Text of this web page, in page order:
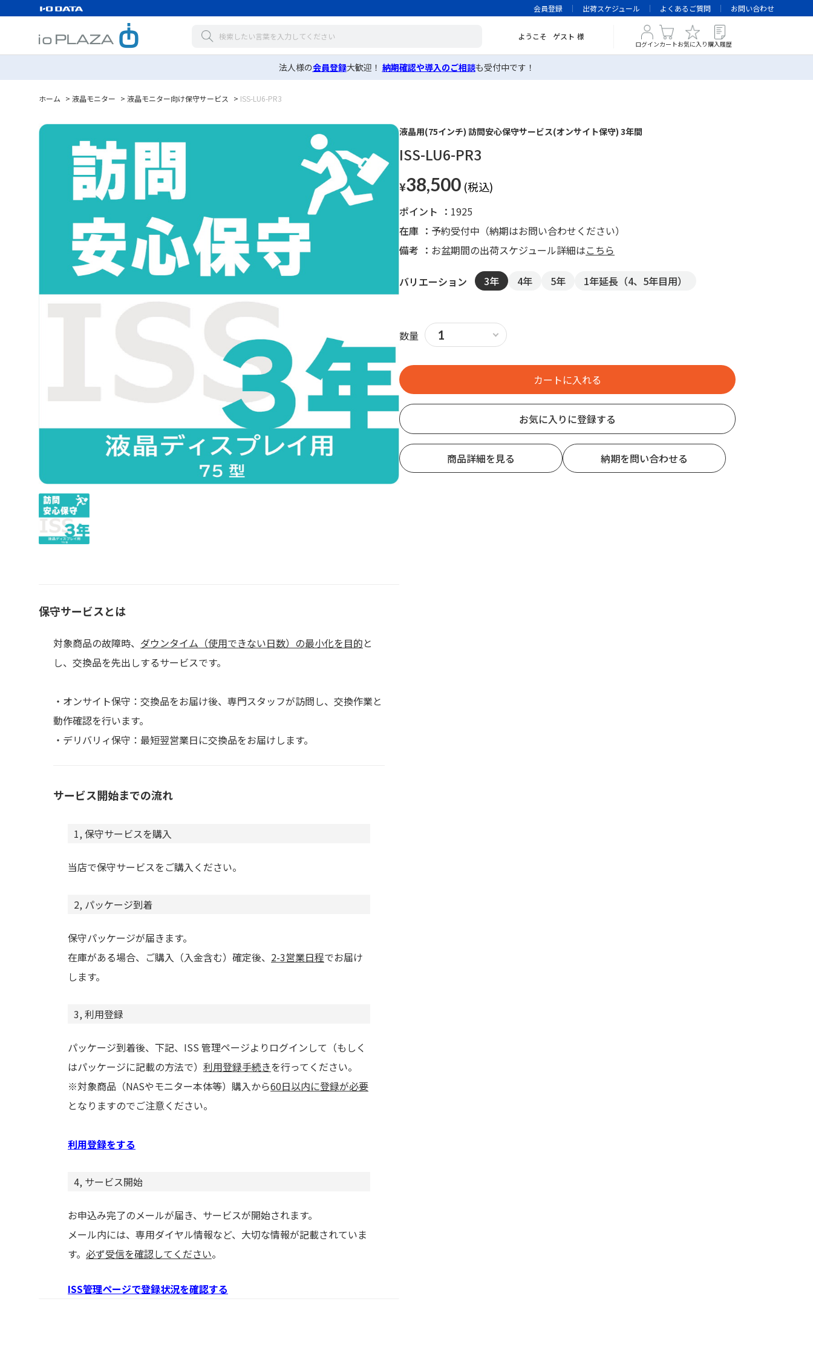
会員登録 出荷スケジュール よくあるご質問 お問い合わせ
ようこそ ゲスト 様
ログインカートお気に入り 購入履歴
法人様の会員登録大歓迎！ 納期確認や導入のご相談も受付中です！
ホーム > 液晶モニター > 液晶モニター向け保守サービス > ISS-LU6-PR3
保守サービスとは
対象商品の故障時、 ダウンタイム（使用できない日数）の最小化を目的と
し、交換品を先出しするサービスです。
・オンサイト保守：交換品をお届け後、専門スタッフが訪問し、交換作業と
動作確認を行います。
・デリバリィ保守：最短翌営業日に交換品をお届けします。
サービス開始までの流れ
1, 保守サービスを購入
当店で保守サービスをご購入ください。
2, パッケージ到着
保守パッケージが届きます。
在庫がある場合、ご購入（入金含む）確定後、 2-3営業日程でお届け
します。
3, 利用登録
パッケージ到着後、下記、ISS 管理ページよりログインして（もしく
はパッケージに記載の方法で） 利用登録手続きを行ってください。
※対象商品（NASやモニター本体等）購入から60日以内に登録が必要
となりますのでご注意ください。
利用登録をする
4, サービス開始
お申込み完了のメールが届き、サービスが開始されます。
メール内には、専用ダイヤル情報など、大切な情報が記載されていま
す。 必ず受信を確認してください。
ISS管理ページで登録状況を確認する
液晶用(75インチ) 訪問安心保守サービス(オンサイト保守) 3年間
ISS-LU6-PR3
¥38,500
ポイント
1925
在庫
予約受付中（納期はお問い合わせください）
備考
お盆期間の出荷スケジュール詳細はこちら
3年 4年 5年 1年延長（4、5年目用）
数量
お気に入りに登録する
商品詳細を見る 納期を問い合わせる